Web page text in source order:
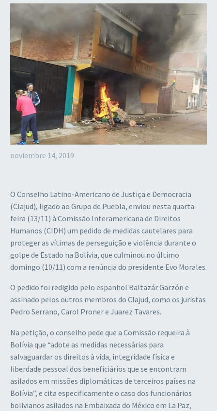
noviembre 14, 2019
O Conselho Latino-Americano de Justiça e Democracia
(Clajud), ligado ao Grupo de Puebla, enviou nesta quarta-
feira (13/11) à Comissão Interamericana de Direitos
Humanos (CIDH) um pedido de medidas cautelares para
proteger as vítimas de perseguição e violência durante o
golpe de Estado na Bolívia, que culminou no último
domingo (10/11) com a renúncia do presidente Evo Morales.
O pedido foi redigido pelo espanhol Baltazár Garzón e
assinado pelos outros membros do Clajud, como os juristas
Pedro Serrano, Carol Proner e Juarez Tavares.
Na petição, o conselho pede que a Comissão requeira à
Bolívia que “adote as medidas necessárias para
salvaguardar os direitos à vida, integridade física e
liberdade pessoal dos beneficiários que se encontram
asilados em missões diplomáticas de terceiros países na
Bolívia”, e cita especificamente o caso dos funcionários
bolivianos asilados na Embaixada do México em La Paz,